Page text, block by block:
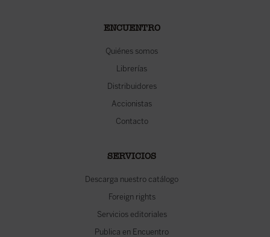
ENCUENTRO
Quiénes somos
Librerías
Distribuidores
Accionistas
Contacto
SERVICIOS
Descarga nuestro catálogo
Foreign rights
Servicios editoriales
Publica en Encuentro